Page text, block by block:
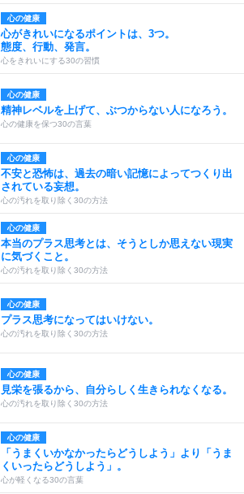
心の健康
心がきれいになるポイントは、3つ。
態度、行動、発言。
心をきれいにする30の習慣
心の健康
精神レベルを上げて、ぶつからない人になろう。
心の健康を保つ30の言葉
心の健康
不安と恐怖は、過去の暗い記憶によってつくり出
されている妄想。
心の汚れを取り除く30の方法
心の健康
本当のプラス思考とは、そうとしか思えない現実
に気づくこと。
心の汚れを取り除く30の方法
心の健康
プラス思考になってはいけない。
心の汚れを取り除く30の方法
心の健康
見栄を張るから、自分らしく生きられなくなる。
心の汚れを取り除く30の方法
心の健康
「うまくいかなかったらどうしよう」より「うま
くいったらどうしよう」。
心が軽くなる30の言葉